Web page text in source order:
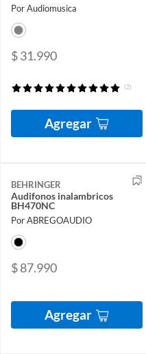
Por Audiomusica
$ 31.990
(2)
Agregar
BEHRINGER
Audifonos inalambricos
BH470NC
Por ABREGOAUDIO
$ 87.990
Agregar